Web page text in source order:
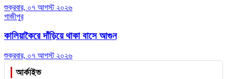
শুক্রবার, ০৭ আগস্ট ২০২৬
গাজীপুর
কালিয়াকৈরে দাঁড়িয়ে থাকা বাসে আগুন
শুক্রবার, ০৭ আগস্ট ২০২৬
আর্কাইভ